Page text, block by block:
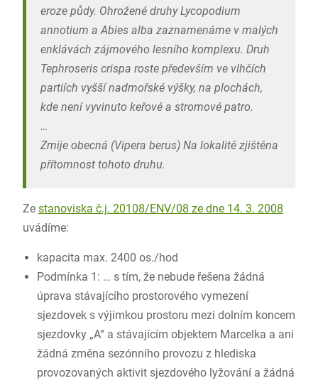
eroze půdy. Ohrožené druhyLycopodium
annotium aAbies alba zaznamenáme v malých
enklávách zájmového lesního komplexu. Druh
Tephroseris crispa roste především ve vlhčích
partiích vyšší nadmořské výšky, na plochách,
kde není vyvinuto keřové a stromové patro.
…
Zmije obecná (Vipera berus) Na lokalitě zjištěna
přítomnost tohoto druhu.
Ze stanoviska č.j. 20108/ENV/08 ze dne 14. 3. 2008
uvádíme:
kapacita max. 2400 os./hod
Podmínka 1: … s tím, že nebude řešena žádná
úprava stávajícího prostorového vymezení
sjezdovek s výjimkou prostoru mezi dolním koncem
sjezdovky „A“ a stávajícím objektem Marcelka a ani
žádná změna sezónního provozu z hlediska
provozovaných aktivit sjezdového lyžování a žádná